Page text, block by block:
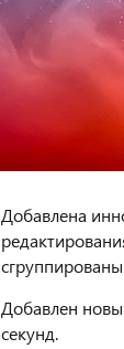
Добавлена
Добавлен
секунд.